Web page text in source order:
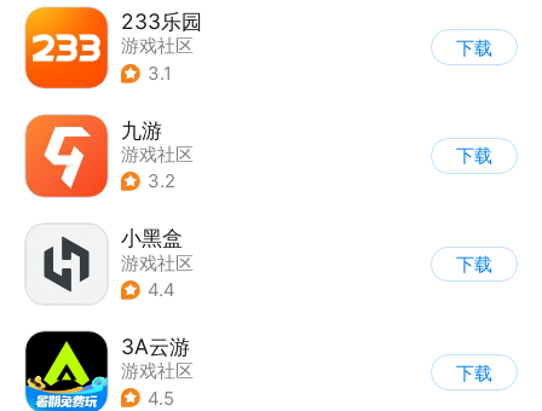
233乐园
游戏社区
3.1
下载
九游
游戏社区
3.2
下载
小黑盒
游戏社区
4.4
下载
3A云游
游戏社区
4.5
下载